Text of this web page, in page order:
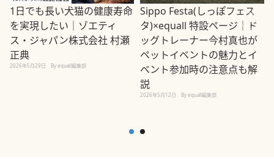
1日でも長い犬猫の健康寿命
を実現したい｜ゾエティ
ス・ジャパン株式会社 村瀬
正典
2026年5月29日 By equall編集部
Sippo Festa(しっぽフェス
タ)×equall 特設ページ｜ド
ッグトレーナー今村真也が
ペットイベントの魅力とイ
ベント参加時の注意点も解
説
2026年5月12日 By equall編集部